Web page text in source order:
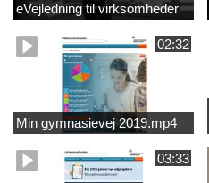
eVejledning til virksomheder
02:32
Min gymnasievej 2019.mp4
03:33